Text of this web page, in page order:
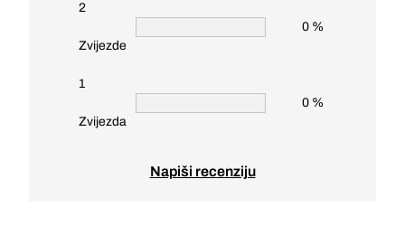
2
Zvijezde
0 %
1
Zvijezda
0 %
Napiši recenziju